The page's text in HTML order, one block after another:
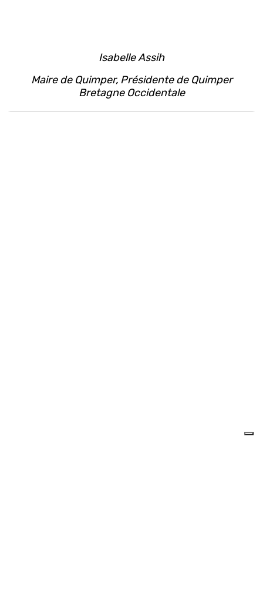
Isabelle Assih
Maire de Quimper, Présidente de Quimper
Bretagne Occidentale